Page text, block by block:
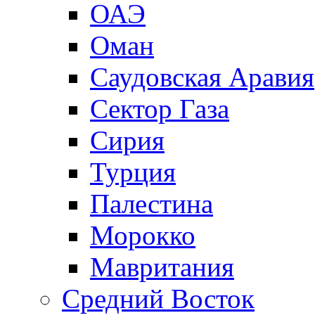
ОАЭ
Оман
Саудовская Аравия
Сектор Газа
Сирия
Турция
Палестина
Морокко
Мавритания
Средний Восток